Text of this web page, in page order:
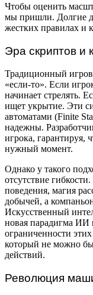
Чтобы оценить
мы пришли. Долгие
жестких правилах и
Эра скриптов и
Традиционный
«если-то». Если
начинает стрелять.
ищет укрытие. Эти
автоматами (Finite
надежны.
игрока, гарантируя,
нужный момент.
Однако у такого
отсутствие
поведения, магия
добычей, а
Искусственный
новая парадигма ИИ
ограниченности
который не можно
действий.
Революция